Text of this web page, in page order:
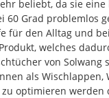
beliebt, da sie
60 Grad problemlos
für den Alltag und
welches
von
als
optimieren